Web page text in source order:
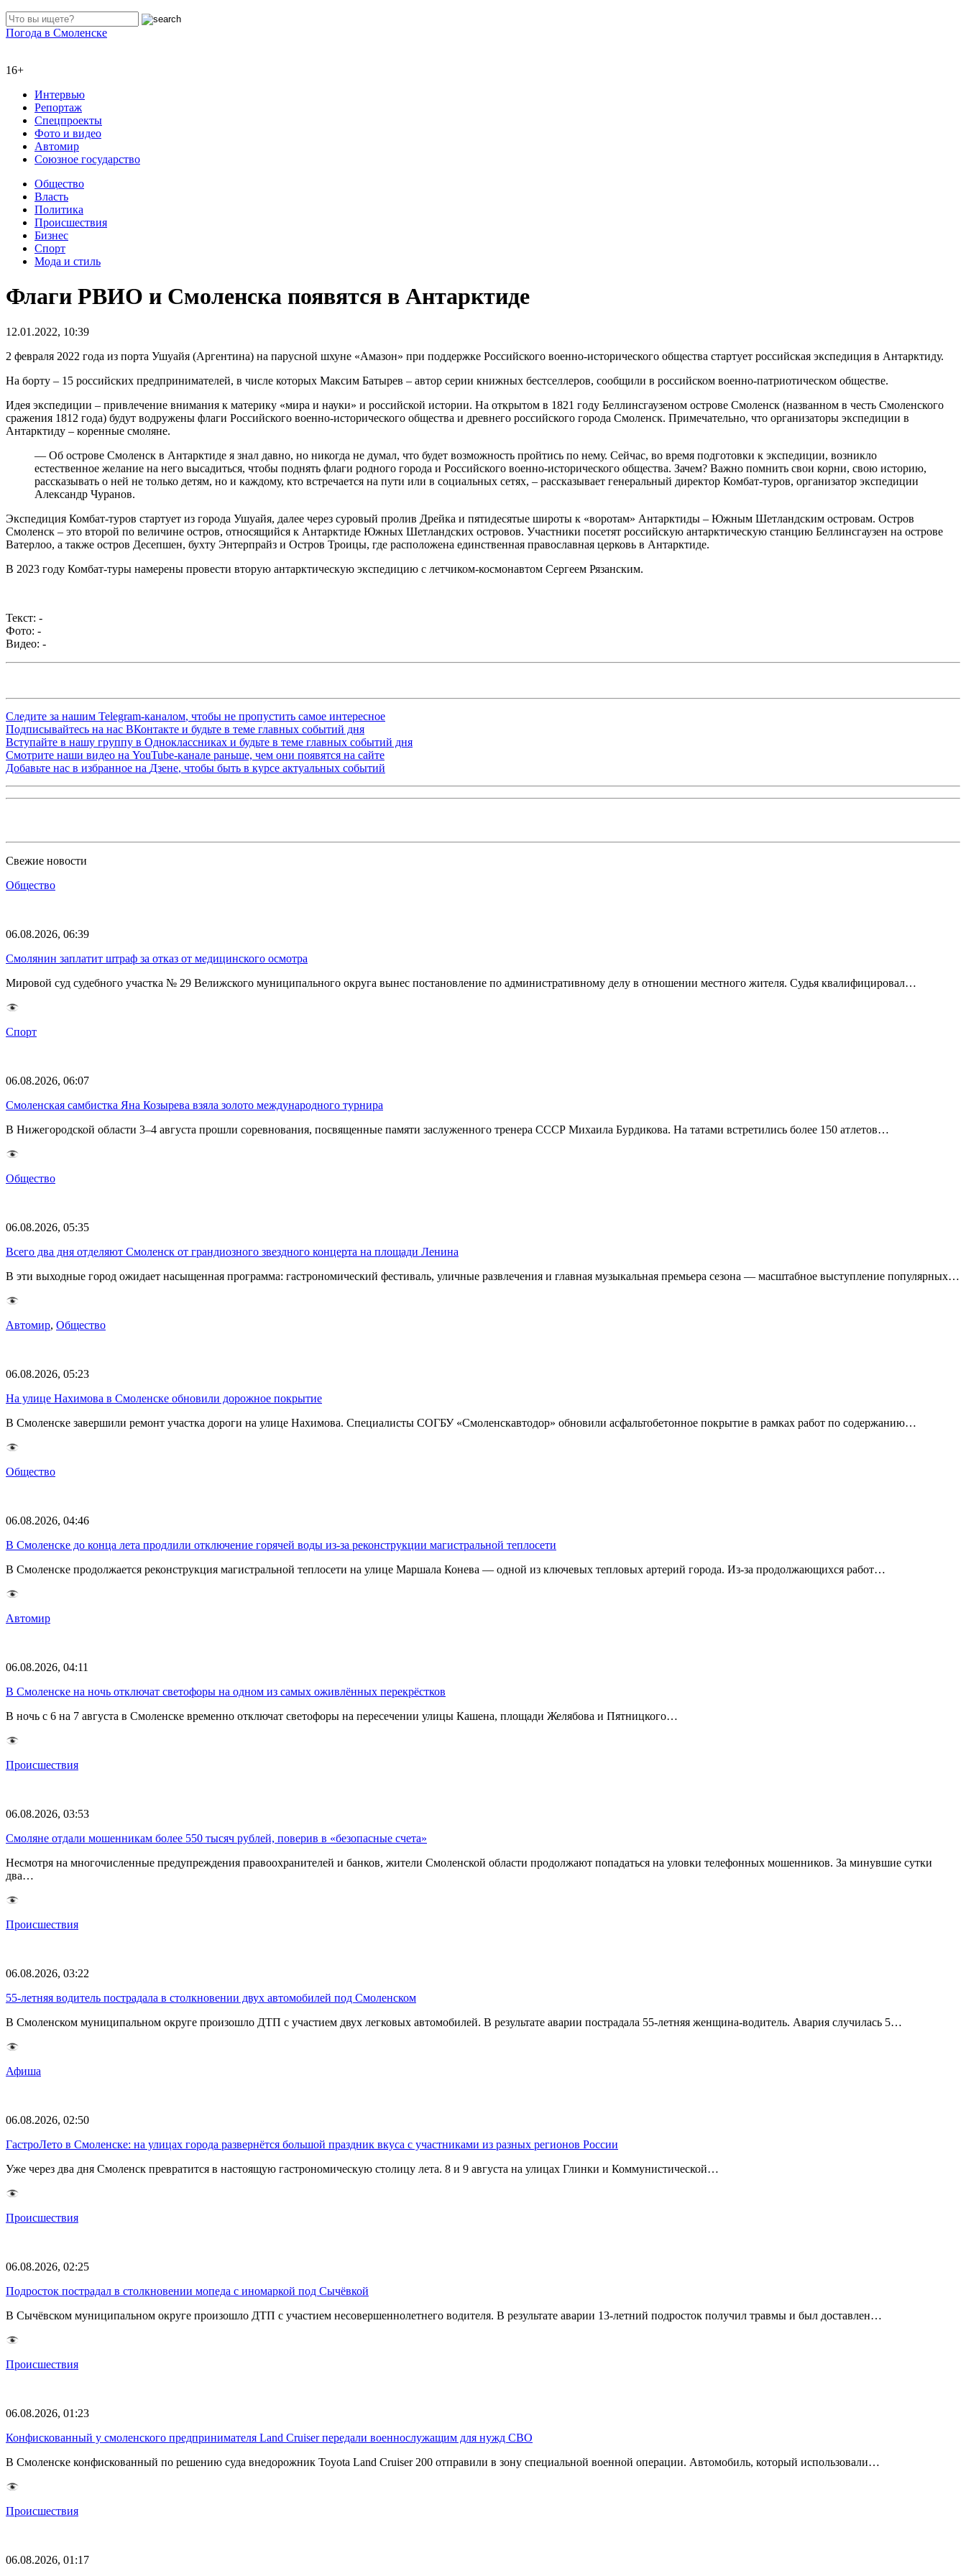
Погода в Смоленске
16+
Интервью
Репортаж
Спецпроекты
Фото и видео
Автомир
Союзное государство
Общество
Власть
Политика
Происшествия
Бизнес
Спорт
Мода и стиль
Флаги РВИО и Смоленска появятся в Антарктиде
12.01.2022, 10:39
2 февраля 2022 года из порта Ушуайя (Аргентина) на парусной шхуне «Амазон» при поддержке Российского военно-исторического общества стартует российская экспедиция в Антарктиду.
На борту – 15 российских предпринимателей, в числе которых Максим Батырев – автор серии книжных бестселлеров, сообщили в российском военно-патриотическом обществе.
Идея экспедиции – привлечение внимания к материку «мира и науки» и российской истории. На открытом в 1821 году Беллинсгаузеном острове Смоленск (названном в честь Смоленского
сражения 1812 года) будут водружены флаги Российского военно-исторического общества и древнего российского города Смоленск. Примечательно, что организаторы экспедиции в
Антарктиду – коренные смоляне.
— Об острове Смоленск в Антарктиде я знал давно, но никогда не думал, что будет возможность пройтись по нему. Сейчас, во время подготовки к экспедиции, возникло
естественное желание на него высадиться, чтобы поднять флаги родного города и Российского военно-исторического общества. Зачем? Важно помнить свои корни, свою историю,
рассказывать о ней не только детям, но и каждому, кто встречается на пути или в социальных сетях, – рассказывает генеральный директор Комбат-туров, организатор экспедиции
Александр Чуранов.
Экспедиция Комбат-туров стартует из города Ушуайя, далее через суровый пролив Дрейка и пятидесятые широты к «воротам» Антарктиды – Южным Шетландским островам. Остров
Смоленск – это второй по величине остров, относящийся к Антарктиде Южных Шетландских островов. Участники посетят российскую антарктическую станцию Беллинсгаузен на острове
Ватерлоо, а также остров Десепшен, бухту Энтерпрайз и Остров Троицы, где расположена единственная православная церковь в Антарктиде.
В 2023 году Комбат-туры намерены провести вторую антарктическую экспедицию с летчиком-космонавтом Сергеем Рязанским.
Текст: -
Фото: -
Видео: -
Следите за нашим Telegram-каналом, чтобы не пропустить самое интересное
Подписывайтесь на нас ВКонтакте и будьте в теме главных событий дня
Вступайте в нашу группу в Одноклассниках и будьте в теме главных событий дня
Смотрите наши видео на YouTube-канале раньше, чем они появятся на сайте
Добавьте нас в избранное на Дзене, чтобы быть в курсе актуальных событий
Свежие новости
Общество
06.08.2026, 06:39
Смолянин заплатит штраф за отказ от медицинского осмотра
Мировой суд судебного участка № 29 Велижского муниципального округа вынес постановление по административному делу в отношении местного жителя. Судья квалифицировал…
Спорт
06.08.2026, 06:07
Смоленская самбистка Яна Козырева взяла золото международного турнира
В Нижегородской области 3–4 августа прошли соревнования, посвященные памяти заслуженного тренера СССР Михаила Бурдикова. На татами встретились более 150 атлетов…
Общество
06.08.2026, 05:35
Всего два дня отделяют Смоленск от грандиозного звездного концерта на площади Ленина
В эти выходные город ожидает насыщенная программа: гастрономический фестиваль, уличные развлечения и главная музыкальная премьера сезона — масштабное выступление популярных…
Автомир, Общество
06.08.2026, 05:23
На улице Нахимова в Смоленске обновили дорожное покрытие
В Смоленске завершили ремонт участка дороги на улице Нахимова. Специалисты СОГБУ «Смоленскавтодор» обновили асфальтобетонное покрытие в рамках работ по содержанию…
Общество
06.08.2026, 04:46
В Смоленске до конца лета продлили отключение горячей воды из-за реконструкции магистральной теплосети
В Смоленске продолжается реконструкция магистральной теплосети на улице Маршала Конева — одной из ключевых тепловых артерий города. Из-за продолжающихся работ…
Автомир
06.08.2026, 04:11
В Смоленске на ночь отключат светофоры на одном из самых оживлённых перекрёстков
В ночь с 6 на 7 августа в Смоленске временно отключат светофоры на пересечении улицы Кашена, площади Желябова и Пятницкого…
Происшествия
06.08.2026, 03:53
Смоляне отдали мошенникам более 550 тысяч рублей, поверив в «безопасные счета»
Несмотря на многочисленные предупреждения правоохранителей и банков, жители Смоленской области продолжают попадаться на уловки телефонных мошенников. За минувшие сутки
два…
Происшествия
06.08.2026, 03:22
55-летняя водитель пострадала в столкновении двух автомобилей под Смоленском
В Смоленском муниципальном округе произошло ДТП с участием двух легковых автомобилей. В результате аварии пострадала 55-летняя женщина-водитель. Авария случилась 5…
Афиша
06.08.2026, 02:50
ГастроЛето в Смоленске: на улицах города развернётся большой праздник вкуса с участниками из разных регионов России
Уже через два дня Смоленск превратится в настоящую гастрономическую столицу лета. 8 и 9 августа на улицах Глинки и Коммунистической…
Происшествия
06.08.2026, 02:25
Подросток пострадал в столкновении мопеда с иномаркой под Сычёвкой
В Сычёвском муниципальном округе произошло ДТП с участием несовершеннолетнего водителя. В результате аварии 13-летний подросток получил травмы и был доставлен…
Происшествия
06.08.2026, 01:23
Конфискованный у смоленского предпринимателя Land Cruiser передали военнослужащим для нужд СВО
В Смоленске конфискованный по решению суда внедорожник Toyota Land Cruiser 200 отправили в зону специальной военной операции. Автомобиль, который использовали…
Происшествия
06.08.2026, 01:17